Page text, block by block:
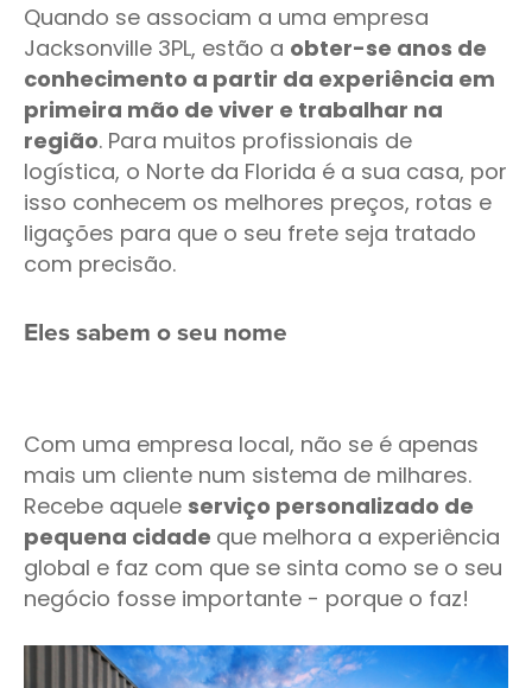
Quando se associam a uma empresa
Jacksonville 3PL, estão a obter-se anos de
conhecimento a partir da experiência em
primeira mão de viver e trabalhar na
região. Para muitos profissionais de
logística, o Norte da Florida é a sua casa, por
isso conhecem os melhores preços, rotas e
ligações para que o seu frete seja tratado
com precisão.
Eles sabem o seu nome
Com uma empresa local, não se é apenas
mais um cliente num sistema de milhares.
Recebe aquele serviço personalizado de
pequena cidade que melhora a experiência
global e faz com que se sinta como se o seu
negócio fosse importante - porque o faz!